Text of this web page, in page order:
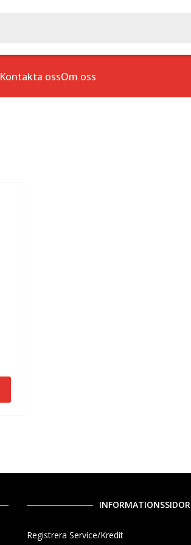
Kontakta ossOm oss
INFORMATIONSSIDOR
Registrera Service/Kredit